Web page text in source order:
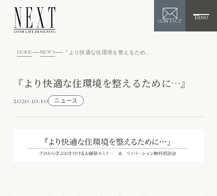
CONTACT
MENU
HOME NEWS
『より快適な住環境を整えるために…』
2020.10.10 ニュース